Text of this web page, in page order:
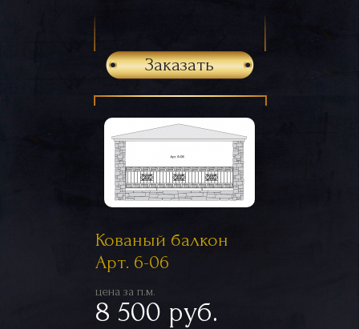
Заказать
Кованый балкон
Арт. 6-06
цена за п.м.
8 500 руб.